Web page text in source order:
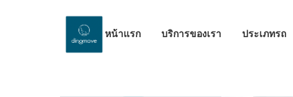
หน้าแรก บริการของเรา ประเภทรถ